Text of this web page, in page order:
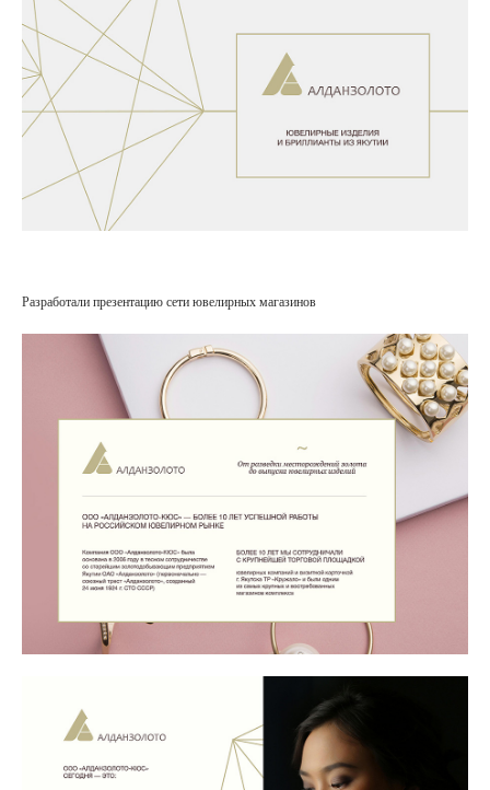
Разработали презентацию сети ювелирных магазинов